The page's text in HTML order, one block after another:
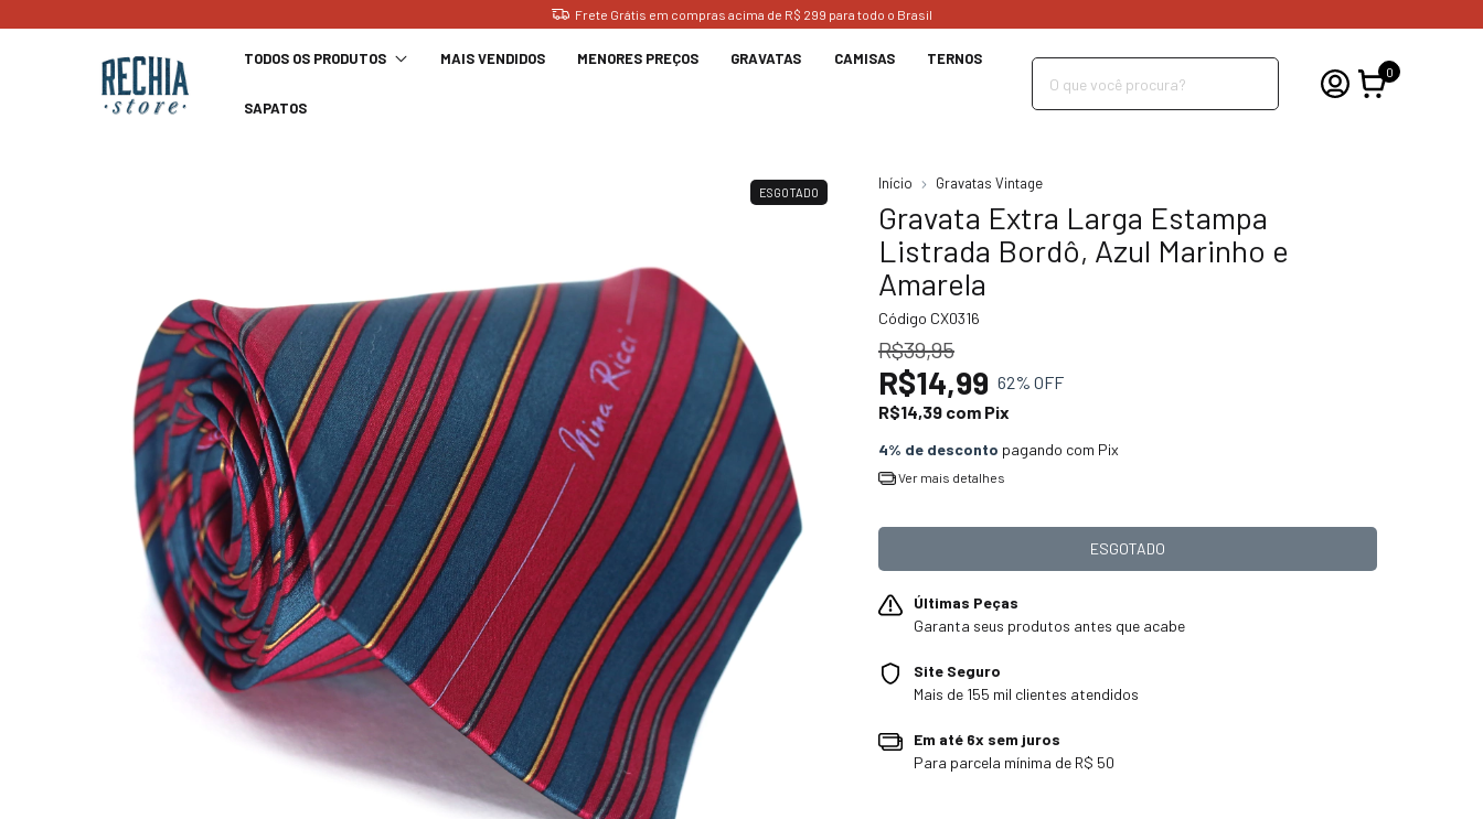
Frete Grátis em compras acima de R$ 299 para todo o Brasil
TODOS OS PRODUTOS MAIS VENDIDOS MENORES PREÇOS GRAVATAS CAMISAS TERNOS
SAPATOS
0
ESGOTADO
Início Gravatas Vintage
Gravata Extra Larga Estampa
Listrada Bordô, Azul Marinho e
Amarela
Código CX0316
R$39,95
R$14,99 62% OFF
R$14,39 com Pix
4% de desconto pagando com Pix
Ver mais detalhes
Últimas Peças
Garanta seus produtos antes que acabe
Site Seguro
Mais de 155 mil clientes atendidos
Em até 6x sem juros
Para parcela mínima de R$ 50